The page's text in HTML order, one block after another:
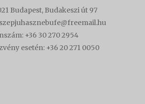
Budapest, Budakeszi út 97
+36 30 270 2954
esetén: +36 20 271 0050